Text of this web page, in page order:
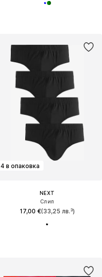
4 в опаковка
NEXT
Слип
17,00 €(33,25 лв.³)